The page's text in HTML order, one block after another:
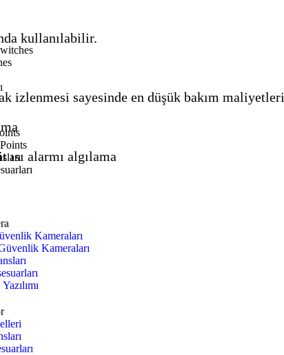
Kameraları
Kameraları
kullanılabilir.
izlenmesi sayesinde en düşük bakım maliyetleri
alarmı algılama